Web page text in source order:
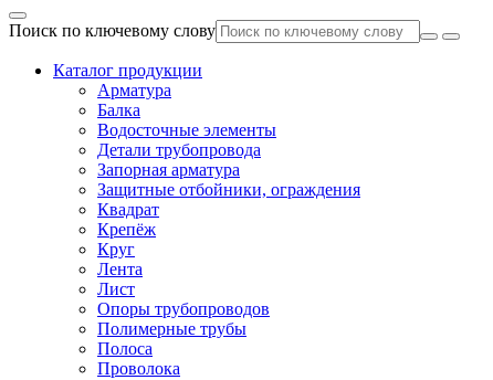
Поиск по ключевому слову
Каталог продукции
Арматура
Балка
Водосточные элементы
Детали трубопровода
Запорная арматура
Защитные отбойники, ограждения
Квадрат
Крепёж
Круг
Лента
Лист
Опоры трубопроводов
Полимерные трубы
Полоса
Проволока